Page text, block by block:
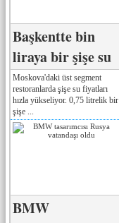
Başkentte bin
liraya bir şişe su
Moskova'daki üst segment
restoranlarda şişe su fiyatları
hızla yükseliyor. 0,75 litrelik bir
şişe ...
BMW